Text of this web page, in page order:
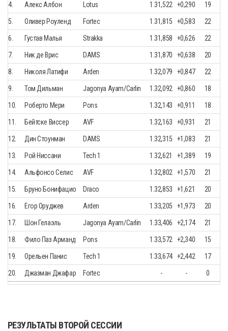
4. Алекс Албон Lotus 1.31,522 +0,290 19
5. Оливер Роуленд Fortec 1.31,815 +0,583 22
6. Густав Малья Strakka 1.31,858 +0,626 22
7. Ник де Врис DAMS 1.31,870 +0,638 20
8. Николя Латифи Arden 1.32,079 +0,847 22
9. Том Дильман Jagonya Ayam/Carlin 1.32,092 +0,860 18
10. Роберто Мери Pons 1.32,143 +0,911 18
11. Бейтске Виссер AVF 1.32,163 +0,931 21
12. Дин Стоунман DAMS 1.32,315 +1,083 21
13. Рой Ниссани Tech 1 1.32,621 +1,389 19
14. Альфонсо Селис AVF 1.32,802 +1,570 21
15. Бруно Бонифацио Draco 1.32,853 +1,621 20
16. Егор Оруджев Arden 1.33,205 +1,973 20
17. Шон Гелаэль Jagonya Ayam/Carlin 1.33,406 +2,174 21
18. Фило Паз Арманд Pons 1.33,572 +2,340 15
19. Орельен Панис Tech 1 1.33,674 +2,442 17
20. Джазман Джафар Fortec - - 0
РЕЗУЛЬТАТЫ ВТОРОЙ СЕССИИ